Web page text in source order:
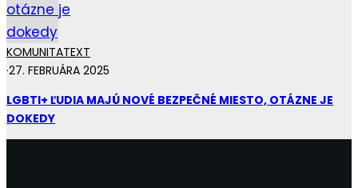
KOMUNITATEXT
·27. FEBRUÁRA 2025
LGBTI+ ĽUDIA MAJÚ NOVÉ BEZPEČNÉ MIESTO, OTÁZNE JE
DOKEDY